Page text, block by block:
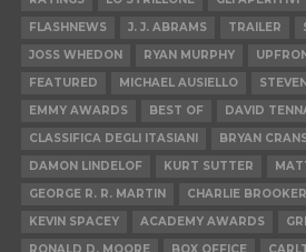
FLASHNEWS
J. J. ABRAMS TRAILER
JOSS WHEDON
RYAN MURPHY
FEATURED
MICHAEL AUSIELLO
EMMY AWARDS
BEST OF DAVID
CLASSIFICA DEGLI ITASIANI
BRYAN
DAMON LINDELOF
KURT SUTTER
GEORGE R. R. MARTIN
CHARLIE BROOKER
KEVIN SPACEY
ACADEMY AWARDS
RONALD D. MOORE
BOX OFFICE